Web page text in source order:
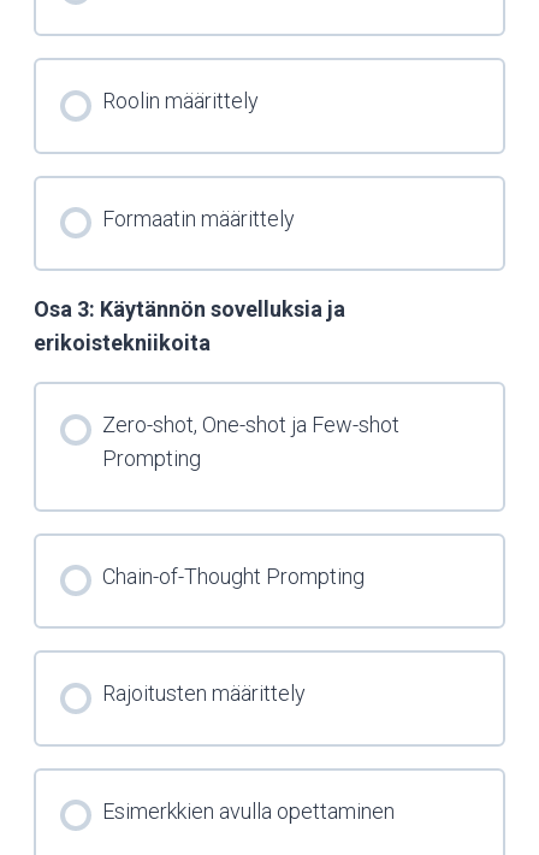
Roolin määrittely
Formaatin määrittely
Osa 3: Käytännön sovelluksia ja
erikoistekniikoita
Zero-shot, One-shot ja Few-shot
Prompting
Chain-of-Thought Prompting
Rajoitusten määrittely
Esimerkkien avulla opettaminen